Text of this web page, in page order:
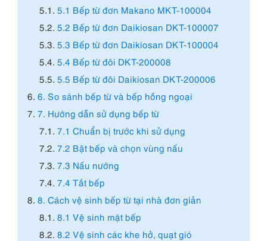
5.1. 5.1 Bếp từ đơn Makano MKT-100004
5.2. 5.2 Bếp từ đơn Daikiosan DKT-100007
5.3. 5.3 Bếp từ đơn Daikiosan DKT-100004
5.4. 5.4 Bếp từ đôi DKT-200008
5.5. 5.5 Bếp từ đôi Daikiosan DKT-200006
6. 6. So sánh bếp từ và bếp hồng ngoại
7. 7. Hướng dẫn sử dụng bếp từ
7.1. 7.1 Chuẩn bị trước khi sử dụng
7.2. 7.2 Bật bếp và chọn vùng nấu
7.3. 7.3 Nấu nướng
7.4. 7.4 Tắt bếp
8. 8. Cách vệ sinh bếp từ tại nhà đơn giản
8.1. 8.1 Vệ sinh mặt bếp
8.2. 8.2 Vệ sinh các khe hở, quạt gió